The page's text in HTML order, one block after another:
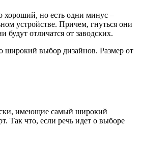
хороший, но есть одни минус –
устройстве. Причем, гнуться они
отличатся от заводских.
широкий выбор дизайнов. Размер от
имеющие самый широкий
Так что, если речь идет о выборе